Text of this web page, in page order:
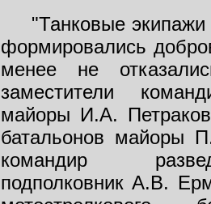
"Танковые экипажи
формировались
менее не
заместители
майоры И.А.
батальонов майоры
командир
подполковник А.В.